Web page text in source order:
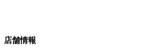
店舗情報